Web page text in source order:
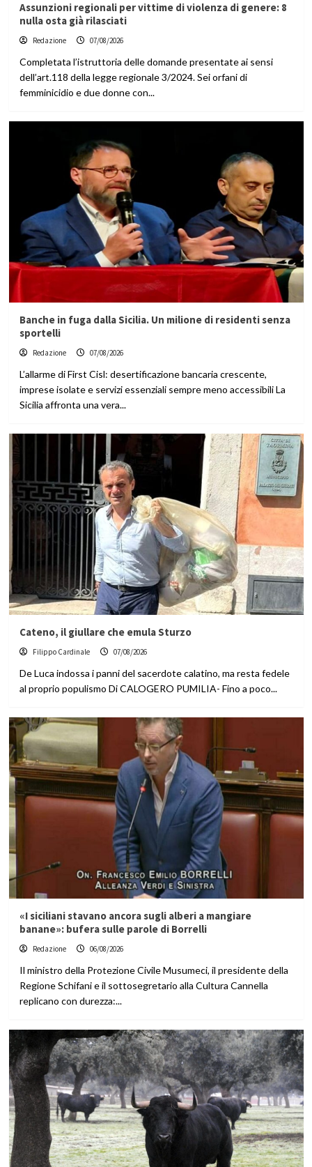
Assunzioni regionali per vittime di violenza di genere: 8
nulla osta già rilasciati
Redazione 07/08/2026
Completata l’istruttoria delle domande presentate ai sensi
dell’art.118 della legge regionale 3/2024. Sei orfani di
femminicidio e due donne con...
Banche in fuga dalla Sicilia. Un milione di residenti senza
sportelli
Redazione 07/08/2026
L’allarme di First Cisl: desertificazione bancaria crescente,
imprese isolate e servizi essenziali sempre meno accessibili La
Sicilia affronta una vera...
Cateno, il giullare che emula Sturzo
Filippo Cardinale 07/08/2026
De Luca indossa i panni del sacerdote calatino, ma resta fedele
al proprio populismo Di CALOGERO PUMILIA- Fino a poco...
«I siciliani stavano ancora sugli alberi a mangiare
banane»: bufera sulle parole di Borrelli
Redazione 06/08/2026
Il ministro della Protezione Civile Musumeci, il presidente della
Regione Schifani e il sottosegretario alla Cultura Cannella
replicano con durezza:...